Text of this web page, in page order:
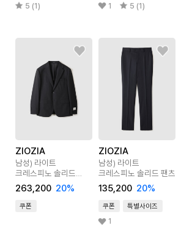
5 (1) 1 5 (1)
ZIOZIA
남성) 라이트
크레스피노 솔리드
블레이져
263,200 20%
쿠폰
ZIOZIA
남성) 라이트
크레스피노 솔리드 팬츠
135,200 20%
쿠폰 특별사이즈
1